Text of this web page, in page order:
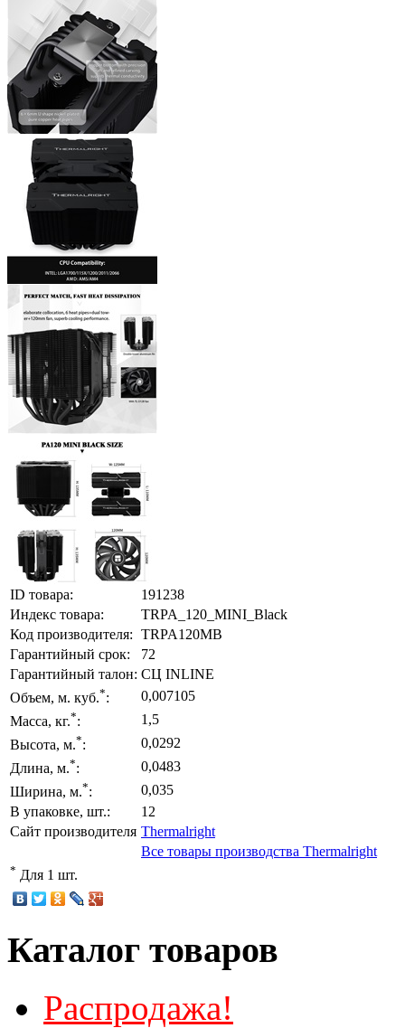
ID товара:
191238
Индекс товара:
TRPA_120_MINI_Black
Код производителя: TRPA120MB
Гарантийный срок:
72
Гарантийный талон: СЦ INLINE
Объем, м. куб.*:
0,007105
Масса, кг.*:
1,5
Высота, м.*:
0,0292
Длина, м.*:
0,0483
Ширина, м.*:
0,035
В упаковке, шт.:
12
Сайт производителя Thermalright
Все товары производства Thermalright
* Для 1 шт.
Каталог товаров
Распродажа!